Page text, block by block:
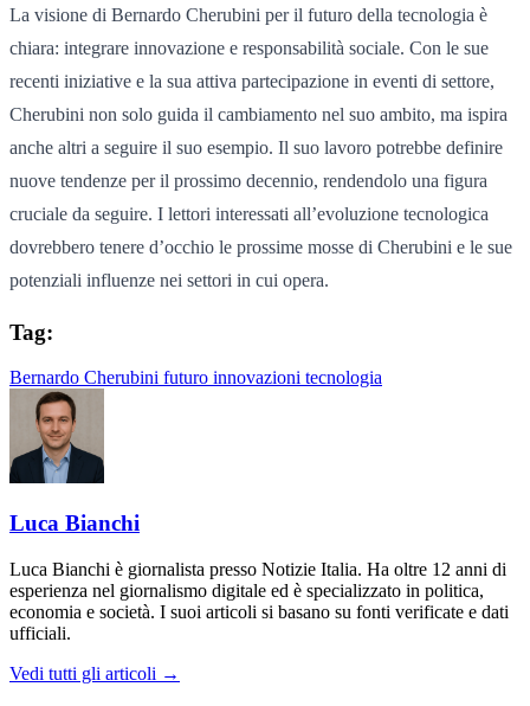
La visione di Bernardo Cherubini per il futuro della tecnologia è
chiara: integrare innovazione e responsabilità sociale. Con le sue
recenti iniziative e la sua attiva partecipazione in eventi di settore,
Cherubini non solo guida il cambiamento nel suo ambito, ma ispira
anche altri a seguire il suo esempio. Il suo lavoro potrebbe definire
nuove tendenze per il prossimo decennio, rendendolo una figura
cruciale da seguire. I lettori interessati all’evoluzione tecnologica
dovrebbero tenere d’occhio le prossime mosse di Cherubini e le sue
potenziali influenze nei settori in cui opera.
Tag:
Bernardo Cherubini futuro innovazioni tecnologia
Luca Bianchi
Luca Bianchi è giornalista presso Notizie Italia. Ha oltre 12 anni di
esperienza nel giornalismo digitale ed è specializzato in politica,
economia e società. I suoi articoli si basano su fonti verificate e dati
ufficiali.
Vedi tutti gli articoli →